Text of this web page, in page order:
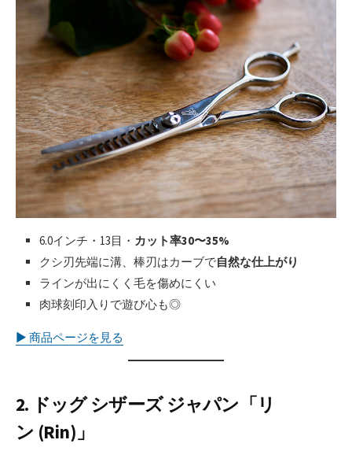
6.0インチ・13目・ カット率30〜35%
クシ刃先端に溝、棒刃はカーブで自然な仕上がり
ラインが出にくく毛を傷めにくい
肉球刻印入りで遊び心も◎
▶︎ 商品ページを見る
2. ドッグ シザーズ ジャパン「リ
ン (Rin)」